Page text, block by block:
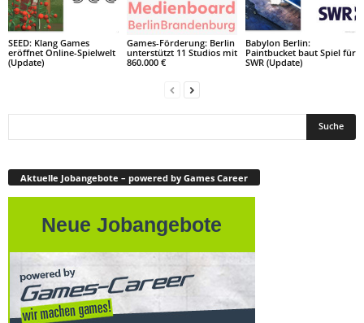
SEED: Klang Games
eröffnet Online-Spielwelt
(Update)
Games-Förderung: Berlin
unterstützt 11 Studios mit
860.000 €
Babylon Berlin:
Paintbucket baut Spiel für
SWR (Update)
Aktuelle Jobangebote – powered by Games Career